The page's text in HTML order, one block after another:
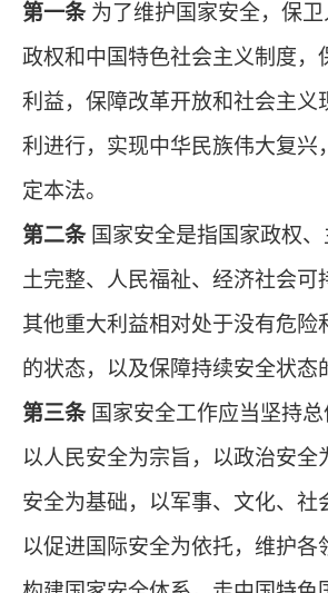
第一条 为了维护国家安全，保
政权和中国特色社会主义制度，
利益，保障改革开放和社会主义
利进行，实现中华民族伟大复兴
定本法。
第二条国家安全是指国家政权
土完整、人民福祉、经济社会可
其他重大利益相对处于没有危险
的状态，以及保障持续安全状态
第三条国家安全工作应当坚持总
以人民安全为宗旨，以政治安全
安全为基础，以军事、文化、社
以促进国际安全为依托，维护各